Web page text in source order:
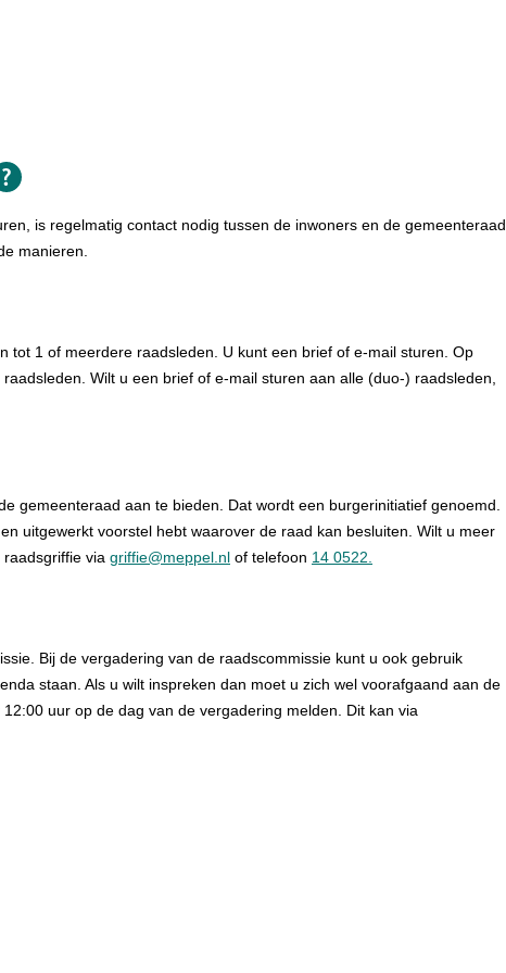
is regelmatig contact nodig tussen de inwoners en de gemeenteraad.
manieren.
tot 1 of meerdere raadsleden. U kunt een brief of e-mail sturen. Op
Wilt u een brief of e-mail sturen aan alle (duo-) raadsleden,
gemeenteraad aan te bieden. Dat wordt een burgerinitiatief genoemd.
uitgewerkt voorstel hebt waarover de raad kan besluiten. Wilt u meer
via griffie@meppel.nl of telefoon 14 0522.
Bij de vergadering van de raadscommissie kunt u ook gebruik
staan. Als u wilt inspreken dan moet u zich wel voorafgaand aan de
uur op de dag van de vergadering melden. Dit kan via